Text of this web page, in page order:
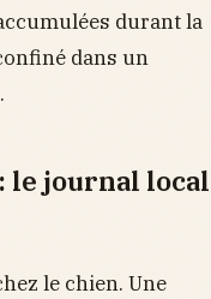
durant la
dans un
le journal local
le chien. Une